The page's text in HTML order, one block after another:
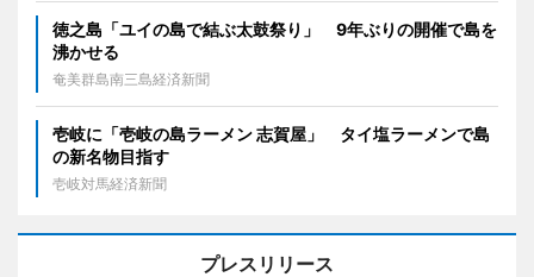
徳之島「ユイの島で結ぶ太鼓祭り」 9年ぶりの開催で島を
沸かせる
奄美群島南三島経済新聞
壱岐に「壱岐の島ラーメン 志賀屋」 タイ塩ラーメンで島
の新名物目指す
壱岐対馬経済新聞
プレスリリース